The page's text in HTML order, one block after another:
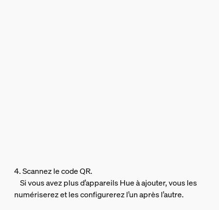
4. Scannez le code QR.
Si vous avez plus d’appareils Hue à ajouter, vous les
numériserez et les configurerez l’un après l’autre.